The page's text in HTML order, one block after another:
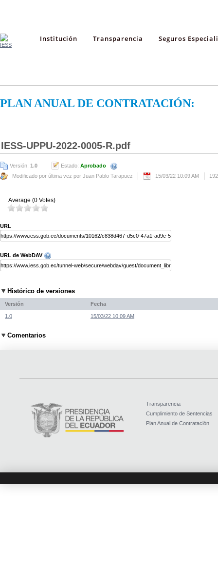
Institución Transparencia Seguros
PLAN ANUAL DE CONTRATACIÓN:
IESS-UPPU-2022-0005-R.pdf
Versión: 1.0 Estado: Aprobado
Modificado por última vez por Juan Pablo Tarapuez
15/03/22 10:09 AM
Average (0 Votes)
URL
URL de WebDAV
Histórico de versiones
Versión Fecha
1.0 15/03/22 10:09 AM
Comentarios
Transparencia
Cumplimiento de Sentencias
Plan Anual de Contratación